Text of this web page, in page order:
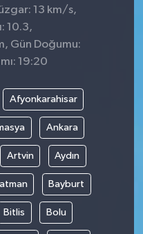
13 km/s,
10.3,
Gün Doğumu:
19:20
Afyonkarahisar
Ankara
Artvin Aydın
Bayburt
Bitlis Bolu